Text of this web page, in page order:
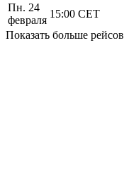
Пн. 24
февраля
15:00 CET
Показать больше рейсов